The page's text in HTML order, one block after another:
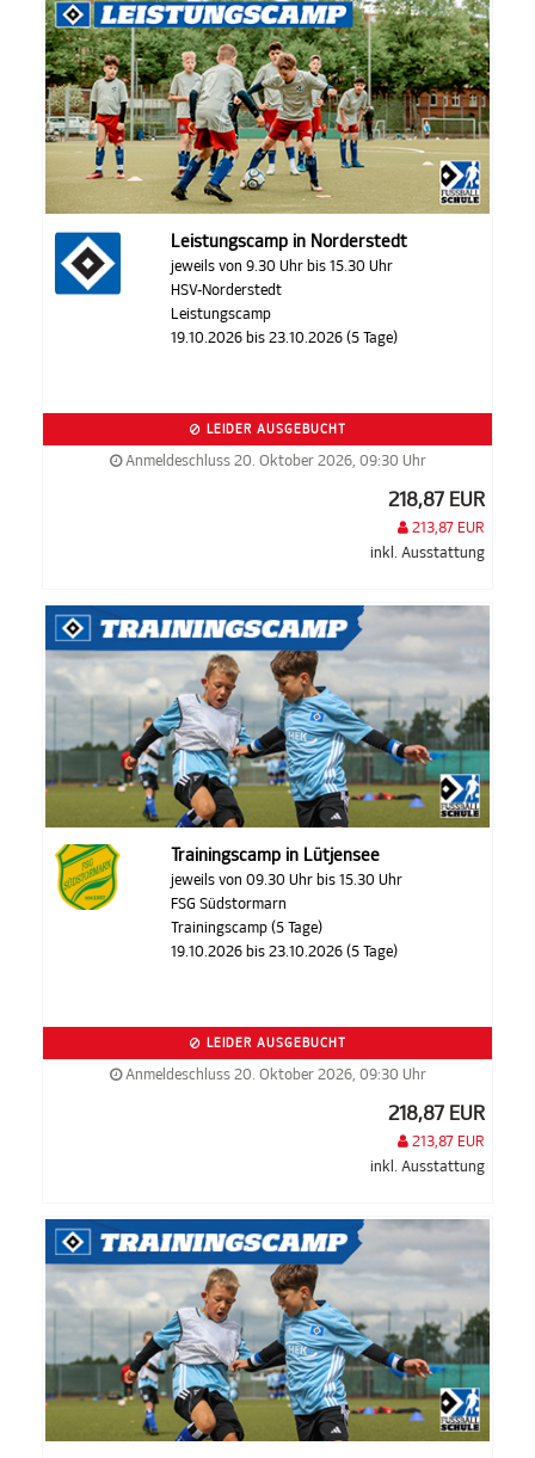
Leistungscamp in Norderstedt
jeweils von 9.30 Uhr bis 15.30 Uhr
HSV-Norderstedt
Leistungscamp
19.10.2026 bis 23.10.2026 (5 Tage)
LEIDER AUSGEBUCHT
Anmeldeschluss 20. Oktober 2026, 09:30 Uhr
218,87 EUR
213,87 EUR
inkl. Ausstattung
Trainingscamp in Lütjensee
jeweils von 09.30 Uhr bis 15.30 Uhr
FSG Südstormarn
Trainingscamp (5 Tage)
19.10.2026 bis 23.10.2026 (5 Tage)
LEIDER AUSGEBUCHT
Anmeldeschluss 20. Oktober 2026, 09:30 Uhr
218,87 EUR
213,87 EUR
inkl. Ausstattung